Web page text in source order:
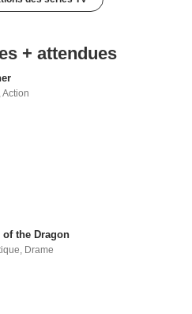
+ attendues
Action
of the Dragon
, Drame